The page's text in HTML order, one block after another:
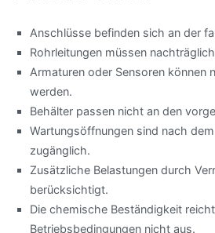
Anschlüsse befinden sich an der
Rohrleitungen müssen
Armaturen oder Sensoren können
werden.
Behälter passen nicht an den
Wartungsöffnungen sind nach
zugänglich.
Zusätzliche Belastungen durch
berücksichtigt.
Die chemische Beständigkeit
Betriebsbedingungen nicht aus.